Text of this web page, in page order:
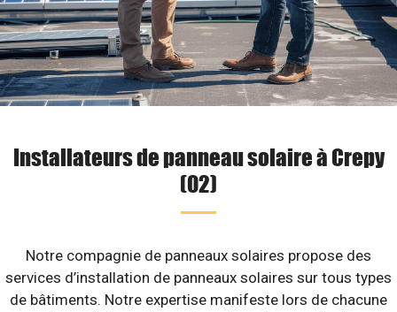
Installateurs de panneau solaire à Crepy
(02)
Notre compagnie de panneaux solaires propose des
services d’installation de panneaux solaires sur tous types
de bâtiments. Notre expertise manifeste lors de chacune